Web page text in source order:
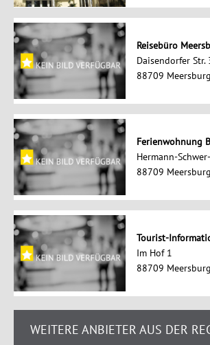
Reisebüro
Daisendorfer Str.
88709 Meersburg
Ferienwohnung
Hermann-
88709 Meersburg
Tourist-
Im Hof 1
88709 Meersburg
WEITERE ANBIETER AUS DER